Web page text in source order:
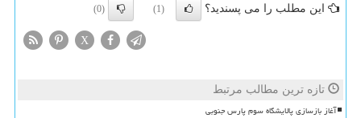
این مطلب را می پسندید؟ (1)
(0)
X
تازه ترین مطالب مرتبط
آغاز بازسازی پالایشگاه سوم پارس جنوبی